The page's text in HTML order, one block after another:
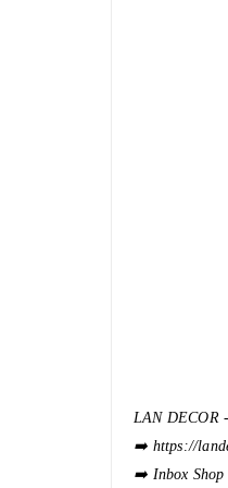
LAN DECOR
➡ https://
➡ Inbox